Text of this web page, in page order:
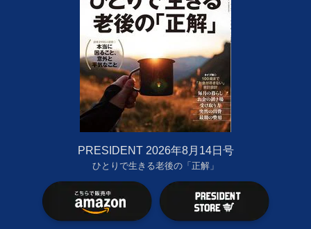
PRESIDENT 2026年8月14日号
ひとりで生きる老後の「正解」